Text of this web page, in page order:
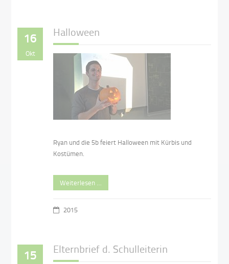
16
Okt
Halloween
Ryan und die 5b feiert Halloween mit Kürbis und
Kostümen.
Weiterlesen …
2015
15 Elternbrief d. Schulleiterin